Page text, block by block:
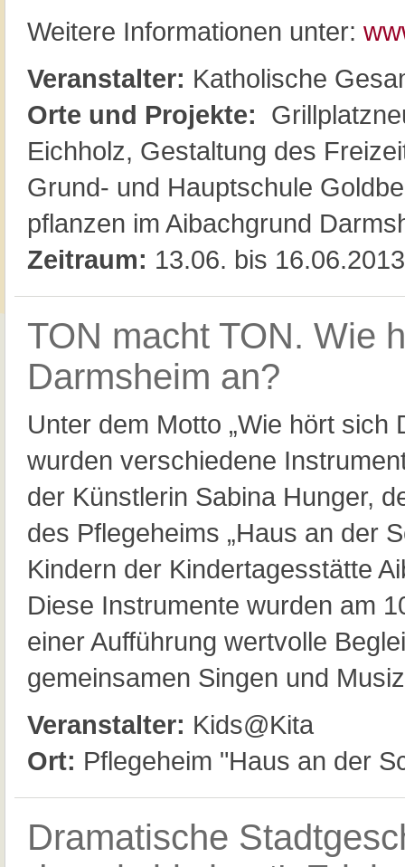
Weitere Informationen unter:
Veranstalter: Katholische
Orte und Projekte:
Eichholz, Gestaltung des
Grund- und Hauptschule
pflanzen im Aibachgrund
Zeitraum: 13.06. bis 16.06.2013
TON macht TON. Wie
Darmsheim an?
Unter dem Motto „Wie hört sich
wurden verschiedene
der Künstlerin Sabina Hunger,
des Pflegeheims „Haus an der
Kindern der Kindertagesstätte
Diese Instrumente wurden am
einer Aufführung wertvolle
gemeinsamen Singen und
Veranstalter: Kids@Kita
Ort: Pflegeheim "Haus an der
Dramatische